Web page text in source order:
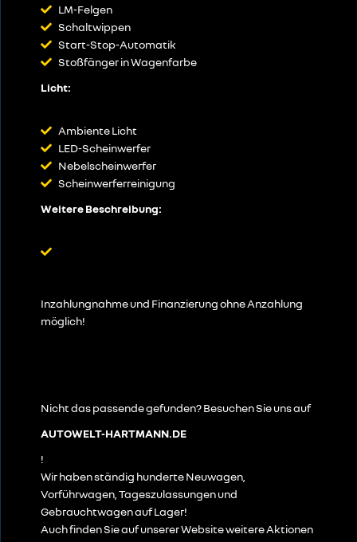
LM-Felgen
Schaltwippen
Start-Stop-Automatik
Stoßfänger in Wagenfarbe
Licht:
Ambiente Licht
LED-Scheinwerfer
Nebelscheinwerfer
Scheinwerferreinigung
Weitere Beschreibung:
Inzahlungnahme und Finanzierung ohne Anzahlung
möglich!
Nicht das passende gefunden? Besuchen Sie uns auf
AUTOWELT-HARTMANN.DE
!
Wir haben ständig hunderte Neuwagen,
Vorführwagen, Tageszulassungen und
Gebrauchtwagen auf Lager!
Auch finden Sie auf unserer Website weitere Aktionen